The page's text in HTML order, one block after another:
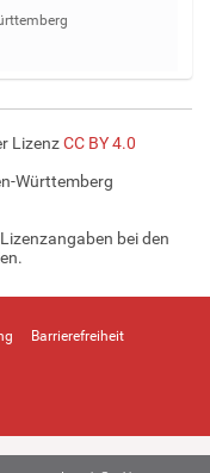
LizenzCC BY 4.0
Württemberg
bei den
Barrierefreiheit